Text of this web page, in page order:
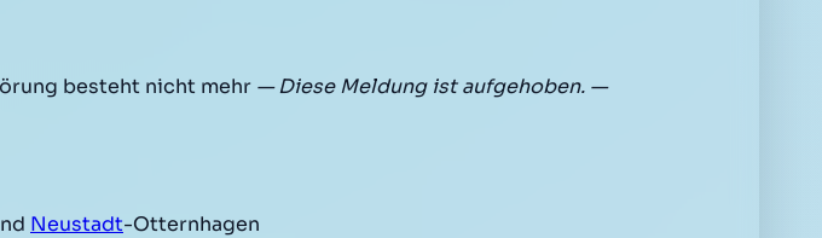
besteht nicht mehr — Diese Meldung ist aufgehoben. —
Neustadt-Otternhagen